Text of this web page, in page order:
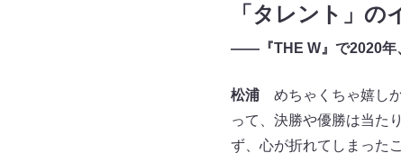
「タレント」の
――『THE W』で2020年
松浦めちゃくちゃ嬉しか
って、決勝や優勝は当た
ず、心が折れてしまった